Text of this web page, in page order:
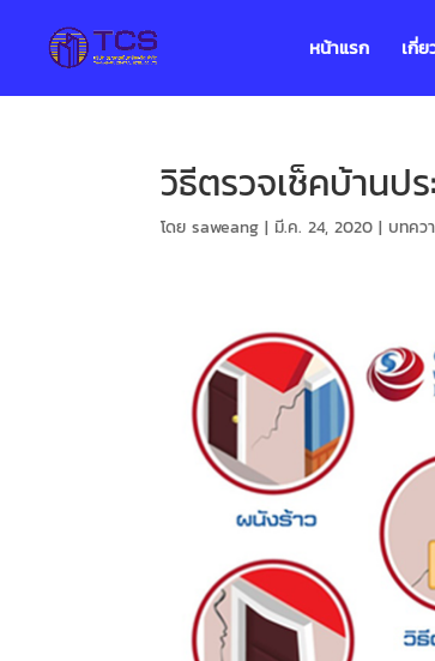
หน้าแรก เกี่
วิธีตรวจเช็คบ้านป
โดยsaweang | มี.ค. 24, 2020 | บทคว